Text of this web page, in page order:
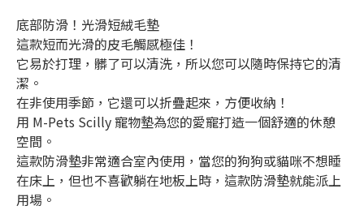
底部防滑！光滑短絨毛墊
這款短而光滑的皮毛觸感極佳！
它易於打理，髒了可以清洗，所以您可以隨時保持它的清
潔。
在非使用季節，它還可以折疊起來，方便收納！
用 M-Pets Scilly 寵物墊為您的愛寵打造一個舒適的休憩
空間。
這款防滑墊非常適合室內使用，當您的狗狗或貓咪不想睡
在床上，但也不喜歡躺在地板上時，這款防滑墊就能派上
用場。